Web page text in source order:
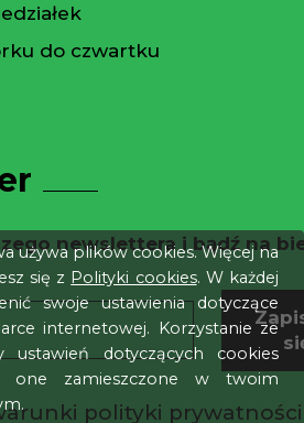
do czwartku
newslettera i bądź na
polityki prywatności
używa plików cookies. Więcej na
się z Polityki cookies. W każdej
swoje ustawienia dotyczące
internetowej. Korzystanie ze
dotyczących cookies
one zamieszczone w twoim